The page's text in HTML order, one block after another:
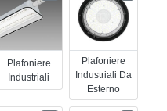
Plafoniere
Industriali
Plafoniere
Industriali Da
Esterno